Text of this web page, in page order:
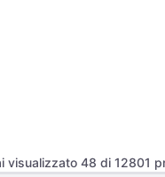
visualizzato 48 di 12801